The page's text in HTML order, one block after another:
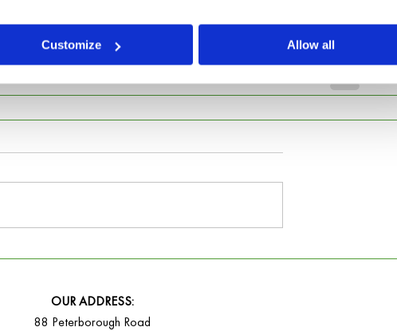
Customize Allow all
OUR ADDRESS:
88 Peterborough Road